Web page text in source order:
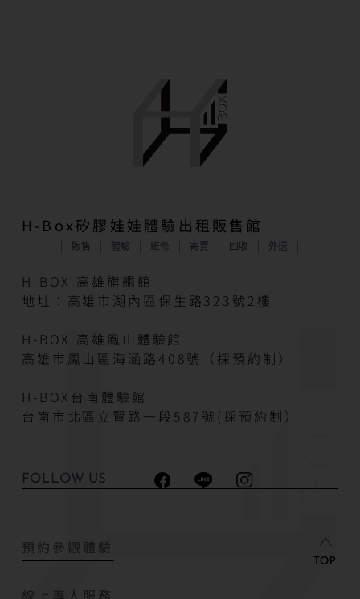
H-Box矽膠娃娃體驗出租販售館
販售 體驗 維修 寄賣 回收 外送
H-BOX 高雄旗艦館
地址：高雄市湖內區保生路323號2樓
H-BOX 高雄鳳山體驗館
高雄市鳳山區海涵路408號（採預約制）
H-BOX台南體驗館
台南市北區立賢路一段587號(採預約制）
FOLLOW US
預約參觀體驗